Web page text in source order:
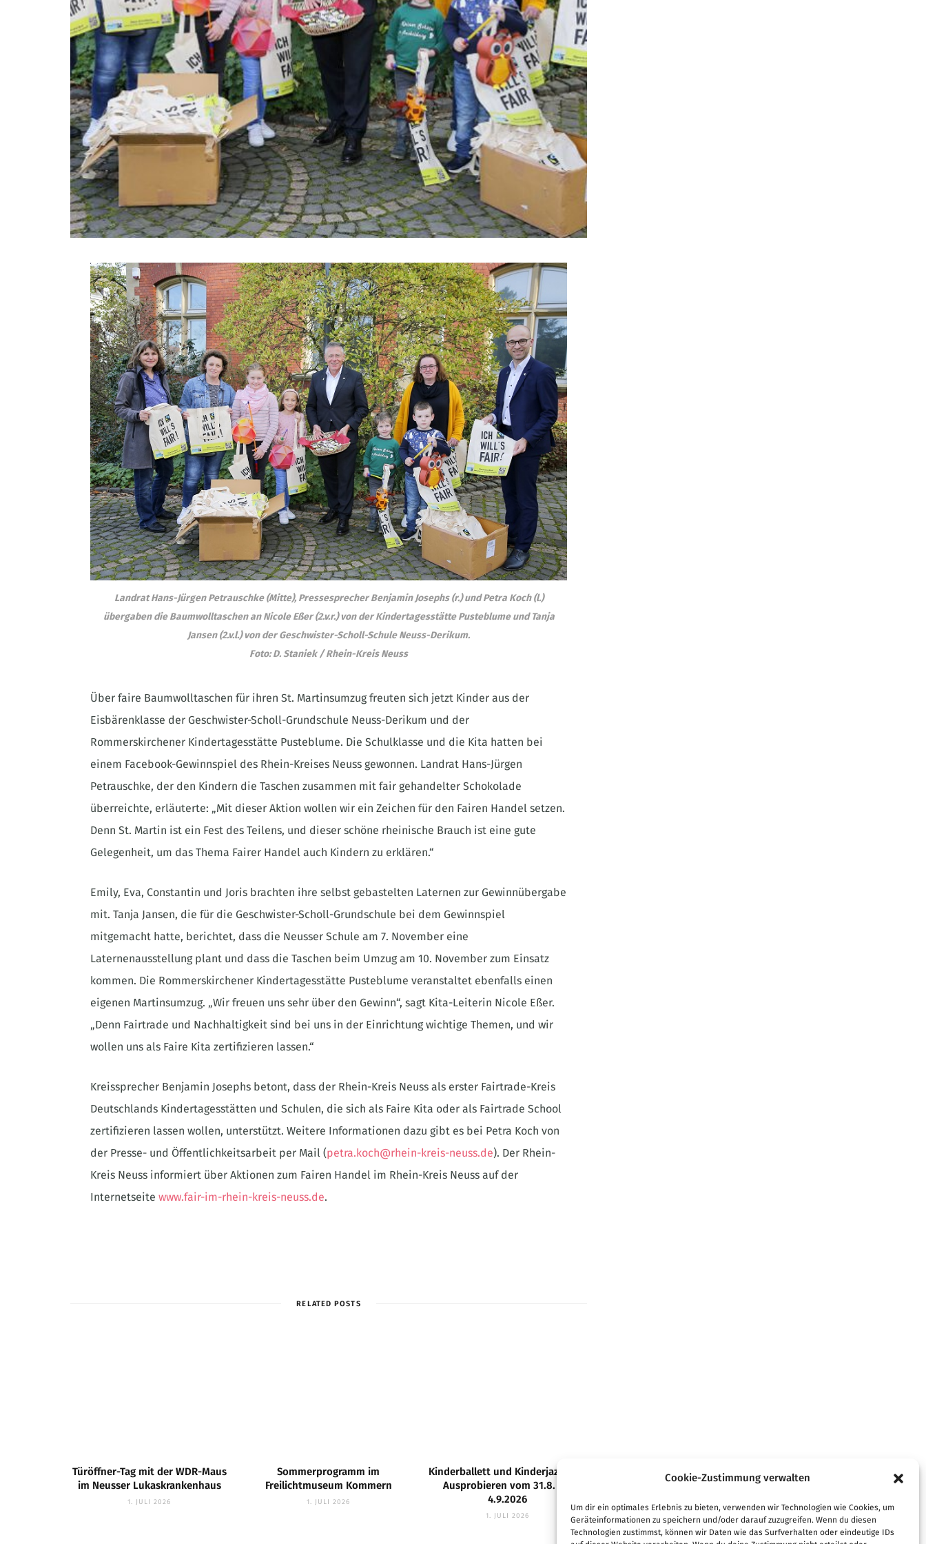
Cookie-Zustimmung verwalten
Um dir ein optimales Erlebnis zu bieten, verwenden wir Technologien wie Cookies, um
Geräteinformationen zu speichern und/oder darauf zuzugreifen. Wenn du diesen
Technologien zustimmst, können wir Daten wie das Surfverhalten oder eindeutige IDs
Landrat Hans-Jürgen Petrauschke (Mitte), Pressesprecher Benjamin Josephs (r.) und Petra Koch (l.)
übergaben die Baumwolltaschen an Nicole Eßer (2.v.r.) von der Kindertagesstätte Pusteblume und Tanja
Jansen (2.v.l.) von der Geschwister-Scholl-Schule Neuss-Derikum.
Foto: D. Staniek / Rhein-Kreis Neuss
Über faire Baumwolltaschen für ihren St. Martinsumzug freuten sich jetzt Kinder aus der
Eisbärenklasse der Geschwister-Scholl-Grundschule Neuss-Derikum und der
Rommerskirchener Kindertagesstätte Pusteblume. Die Schulklasse und die Kita hatten bei
einem Facebook-Gewinnspiel des Rhein-Kreises Neuss gewonnen. Landrat Hans-Jürgen
Petrauschke, der den Kindern die Taschen zusammen mit fair gehandelter Schokolade
überreichte, erläuterte: „Mit dieser Aktion wollen wir ein Zeichen für den Fairen Handel setzen.
Denn St. Martin ist ein Fest des Teilens, und dieser schöne rheinische Brauch ist eine gute
Gelegenheit, um das Thema Fairer Handel auch Kindern zu erklären.“
Emily, Eva, Constantin und Joris brachten ihre selbst gebastelten Laternen zur Gewinnübergabe
mit. Tanja Jansen, die für die Geschwister-Scholl-Grundschule bei dem Gewinnspiel
mitgemacht hatte, berichtet, dass die Neusser Schule am 7. November eine
Laternenausstellung plant und dass die Taschen beim Umzug am 10. November zum Einsatz
kommen. Die Rommerskirchener Kindertagesstätte Pusteblume veranstaltet ebenfalls einen
eigenen Martinsumzug. „Wir freuen uns sehr über den Gewinn“, sagt Kita-Leiterin Nicole Eßer.
„Denn Fairtrade und Nachhaltigkeit sind bei uns in der Einrichtung wichtige Themen, und wir
wollen uns als Faire Kita zertifizieren lassen.“
Kreissprecher Benjamin Josephs betont, dass der Rhein-Kreis Neuss als erster Fairtrade-Kreis
Deutschlands Kindertagesstätten und Schulen, die sich als Faire Kita oder als Fairtrade School
zertifizieren lassen wollen, unterstützt. Weitere Informationen dazu gibt es bei Petra Koch von
der Presse- und Öffentlichkeitsarbeit per Mail (petra.koch@rhein-kreis-neuss.de). Der Rhein-
Kreis Neuss informiert über Aktionen zum Fairen Handel im Rhein-Kreis Neuss auf der
Internetseitewww.fair-im-rhein-kreis-neuss.de.
RELATED POSTS
Türöffner-Tag mit der WDR-Maus
im Neusser Lukaskrankenhaus
1. JULI 2026
Sommerprogramm im
Freilichtmuseum Kommern
1. JULI 2026
Kinderballett und Kinderjazz zum
Ausprobieren vom 31.8. bis
4.9.2026
1. JULI 2026